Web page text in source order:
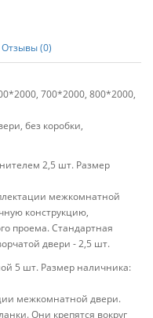
Отзывы (0)
700*2000, 800*2000,
без коробки,
2,5 шт. Размер
межкомнатной
конструкцию,
проема. Стандартная
двери - 2,5 шт.
5 шт. Размер наличника:
межкомнатной двери.
Они крепятся вокруг